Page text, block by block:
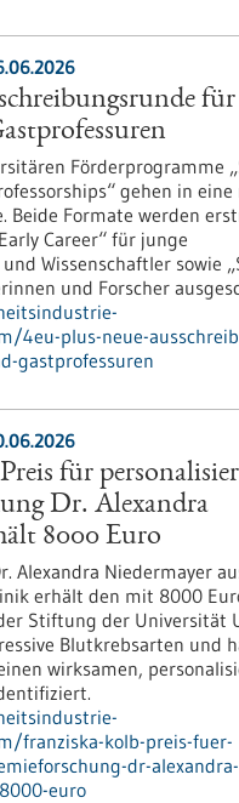
für
Förderprogramme
gehen in eine
Beide Formate werden
Career“ für junge
Wissenschaftler sowie
und Forscher
4eu-plus-neue-
gastprofessuren
für
Dr. Alexandra
8000 Euro
Alexandra Niedermayer
erhält den mit 8000
Stiftung der Universität
Blutkrebsarten und
wirksamen,
franziska-kolb-preis-fuer-
dr-alexandra-
euro